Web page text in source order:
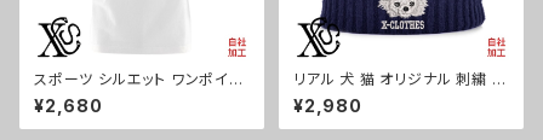
スポーツ シルエット ワンポイン
ト 刺繍 プレゼント 5.6oz オリ
ジナル 半袖 Tシャツ メンズ ロ
ゴ おしゃれ tシャツ 無地 カット
¥2,680
リアル 犬 猫 オリジナル 刺繍 ワ
ンポイント ニット キャップ ワッ
チ リブニット 帽子 ニット帽 リブ
編み メンズ レディース 秋冬 自
¥2,980